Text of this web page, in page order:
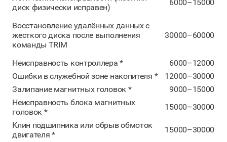
диск физически исправен)
6000–15000
Восстановление удалённых данных с
жесткого диска после выполнения
команды TRIM
30000–60000
Неисправность контроллера *
6000–12000
Ошибки в служебной зоне накопителя *
12000–30000
Залипание магнитных головок *
9000–15000
Неисправность блока магнитных
головок *
15000–30000
Клин подшипника или обрыв обмоток
двигателя *
15000–30000